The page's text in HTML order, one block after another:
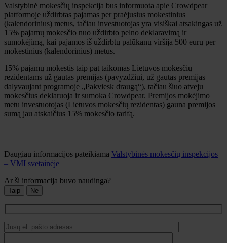
Valstybinė mokesčių inspekcija bus informuota apie Crowdpear
platformoje uždirbtas pajamas per praėjusius mokestinius
(kalendorinius) metus, tačiau investuotojas yra visiškai atsakingas už
15% pajamų mokesčio nuo uždirbto pelno deklaravimą ir
sumokėjimą, kai pajamos iš uždirbtų palūkanų viršija 500 eurų per
mokestinius (kalendorinius) metus.
15% pajamų mokestis taip pat taikomas Lietuvos mokesčių
rezidentams už gautas premijas (pavyzdžiui, už gautas premijas
dalyvaujant programoje „Pakviesk draugą“), tačiau šiuo atveju
mokesčius deklaruoja ir sumoka Crowdpear. Premijos mokėjimo
metu investuotojas (Lietuvos mokesčių rezidentas) gauna premijos
sumą jau atskaičius 15% mokesčio tarifą.
Daugiau informacijos pateikiama Valstybinės mokesčių inspekcijos
– VMI svetainėje
Ar ši informacija buvo naudinga?
Taip Ne